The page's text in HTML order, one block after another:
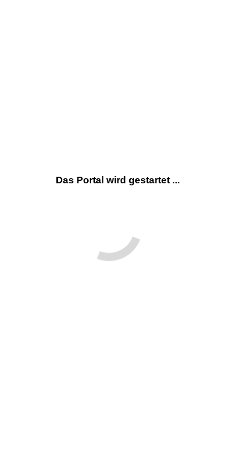
Das Portal wird gestartet ...